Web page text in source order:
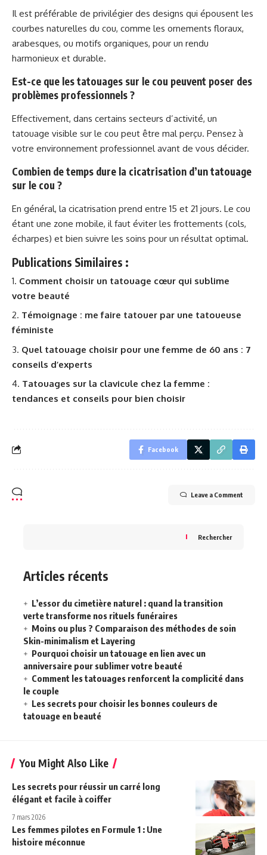
Il est préférable de privilégier des designs qui épousent les
courbes naturelles du cou, comme les ornements floraux,
arabesques, ou motifs organiques, pour un rendu
harmonieux et durable.
Est-ce que les tatouages sur le cou peuvent poser des
problèmes professionnels ?
Effectivement, dans certains secteurs d’activité, un
tatouage visible sur le cou peut être mal perçu. Pensez à
votre environnement professionnel avant de vous décider.
Combien de temps dure la cicatrisation d’un tatouage
sur le cou ?
En général, la cicatrisation prend entre 15 et 21 jours. Le cou
étant une zone mobile, il faut éviter les frottements (cols,
écharpes) et bien suivre les soins pour un résultat optimal.
Publications Similaires :
Comment choisir un tatouage cœur qui sublime
votre beauté
Témoignage : me faire tatouer par une tatoueuse
féministe
Quel tatouage choisir pour une femme de 60 ans : 7
conseils d’experts
Tatouages sur la clavicule chez la femme :
tendances et conseils pour bien choisir
Facebook
Leave a Comment
Rechercher
Articles récents
L’essor du cimetière naturel : quand la transition
verte transforme nos rituels funéraires
Moins ou plus ? Comparaison des méthodes de soin
Skin-minimalism et Layering
Pourquoi choisir un tatouage en lien avec un
anniversaire pour sublimer votre beauté
Comment les tatouages renforcent la complicité dans
le couple
Les secrets pour choisir les bonnes couleurs de
tatouage en beauté
You Might Also Like
Les secrets pour réussir un carré long
élégant et facile à coiffer
7 mars 2026
Les femmes pilotes en Formule 1 : Une
histoire méconnue